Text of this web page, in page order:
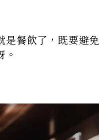
是餐飲了，既要避
。